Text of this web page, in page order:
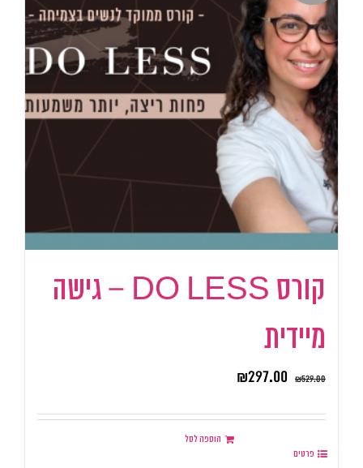
קורס DO LESS – גישה
מיידית
₪529.00
₪297.00
הוספה לסל
פרטים